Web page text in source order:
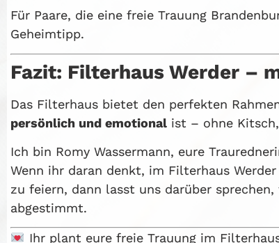
Für Paare, die eine freie Trauung
Geheimtipp.
Fazit: Filterhaus Werder –
Das Filterhaus bietet den perfekten
persönlich und emotional ist – ohne
Ich bin Romy Wassermann, eure
Wenn ihr daran denkt, im Filterhaus
zu feiern, dann lasst uns darüber
abgestimmt.
Ihr plant eure freie Trauung im